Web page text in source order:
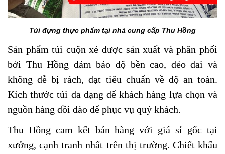
Túi đựng thực phẩm tại nhà cung cấp Thu Hồng
Sản phẩm túi cuộn xé được sản xuất và phân phối
bởi Thu Hồng đảm bảo độ bền cao, dẻo dai và
không dễ bị rách, đạt tiêu chuẩn về độ an toàn.
Kích thước túi đa dạng để khách hàng lựa chọn và
nguồn hàng dồi dào để phục vụ quý khách.
Thu Hồng cam kết bán hàng với giá sỉ gốc tại
xưởng, cạnh tranh nhất trên thị trường. Chiết khấu